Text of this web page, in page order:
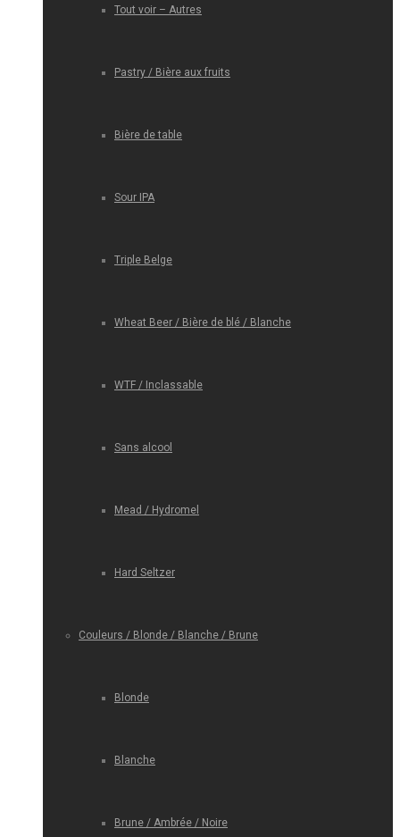
Tout voir – Autres
Pastry / Bière aux fruits
Bière de table
Sour IPA
Triple Belge
Wheat Beer / Bière de blé / Blanche
WTF / Inclassable
Sans alcool
Mead / Hydromel
Hard Seltzer
Couleurs / Blonde / Blanche / Brune
Blonde
Blanche
Brune / Ambrée / Noire